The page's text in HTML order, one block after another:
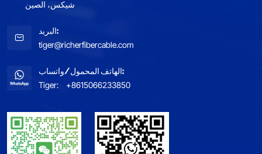
شيكس، الصين
البريد:
tiger@richerfibercable.com
الهاتف المحمول/واتساب:
Tiger:
+8615066233850